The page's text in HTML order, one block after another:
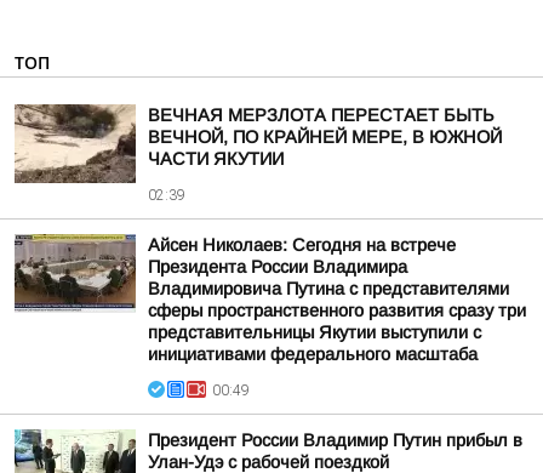
ТОП
ВЕЧНАЯ МЕРЗЛОТА ПЕРЕСТАЕТ БЫТЬ
ВЕЧНОЙ, ПО КРАЙНЕЙ МЕРЕ, В ЮЖНОЙ
ЧАСТИ ЯКУТИИ
02:39
Айсен Николаев: Сегодня на встрече
Президента России Владимира
Владимировича Путина с представителями
сферы пространственного развития сразу три
представительницы Якутии выступили с
инициативами федерального масштаба
00:49
Президент России Владимир Путин прибыл в
Улан-Удэ с рабочей поездкой